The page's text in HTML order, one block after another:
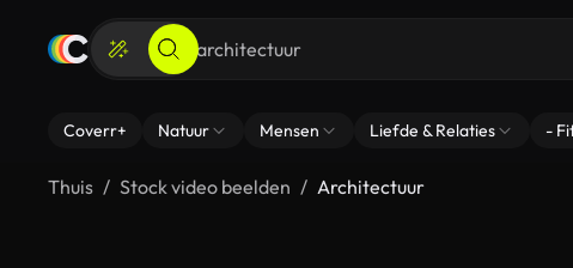
Coverr+ Natuur Mensen Liefde & Relaties -
Thuis Stock video beelden Architectuur